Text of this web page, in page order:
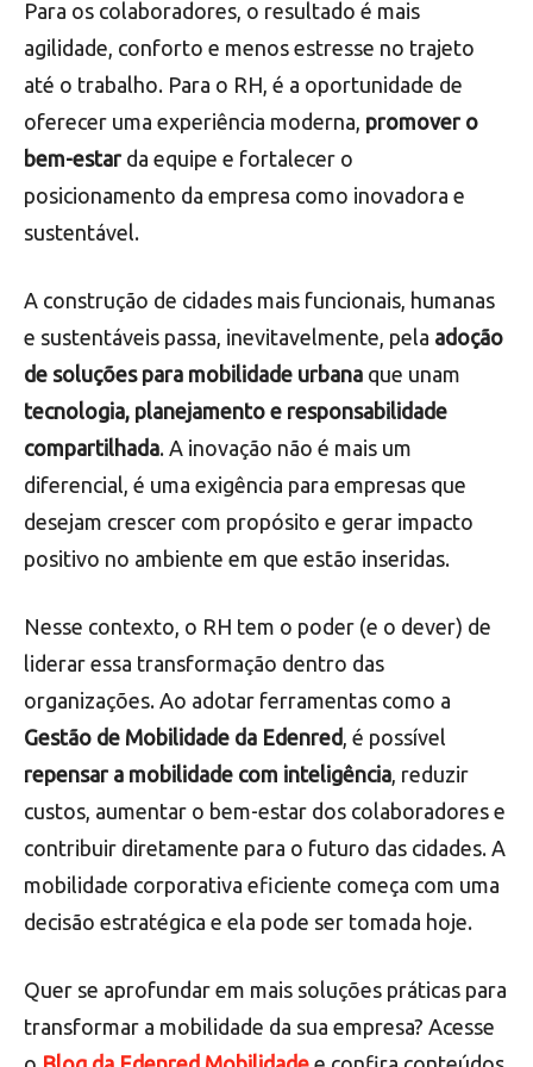
Para os colaboradores, o resultado é mais
agilidade, conforto e menos estresse no trajeto
até o trabalho. Para o RH, é a oportunidade de
oferecer uma experiência moderna, promover o
bem-estar da equipe e fortalecer o
posicionamento da empresa como inovadora e
sustentável.
A construção de cidades mais funcionais, humanas
e sustentáveis passa, inevitavelmente, pela adoção
de soluções para mobilidade urbana que unam
tecnologia, planejamento e responsabilidade
compartilhada. A inovação não é mais um
diferencial, é uma exigência para empresas que
desejam crescer com propósito e gerar impacto
positivo no ambiente em que estão inseridas.
Nesse contexto, o RH tem o poder (e o dever) de
liderar essa transformação dentro das
organizações. Ao adotar ferramentas como a
Gestão de Mobilidade da Edenred, é possível
repensar a mobilidade com inteligência, reduzir
custos, aumentar o bem-estar dos colaboradores e
contribuir diretamente para o futuro das cidades. A
mobilidade corporativa eficiente começa com uma
decisão estratégica e ela pode ser tomada hoje.
Quer se aprofundar em mais soluções práticas para
transformar a mobilidade da sua empresa? Acesse